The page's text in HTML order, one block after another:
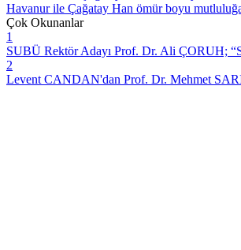
Havanur ile Çağatay Han ömür boyu
Çok Okunanlar
1
SUBÜ Rektör Adayı Prof. Dr. Ali ÇORUH;
2
Levent CANDAN'dan Prof. Dr. Mehmet